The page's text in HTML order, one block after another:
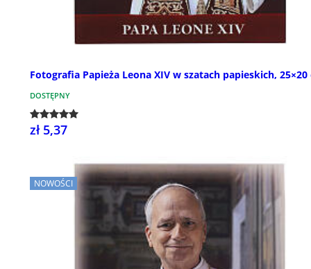
Fotografia Papieża Leona XIV w szatach papieskich, 25×20
DOSTĘPNY
zł 5,37
NOWOŚCI